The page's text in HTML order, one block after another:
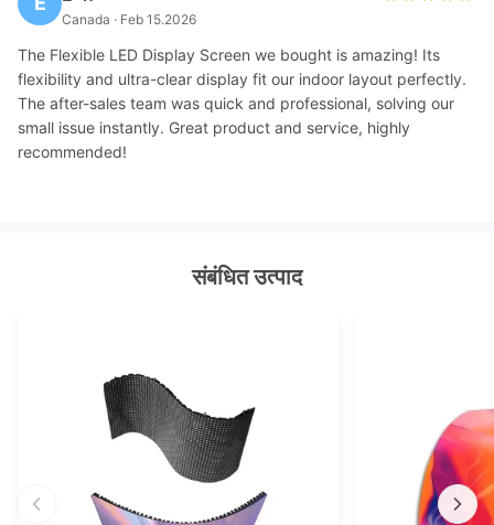
Canada · Feb 15.2026
The Flexible LED Display Screen we bought is amazing! Its
flexibility and ultra-clear display fit our indoor layout perfectly.
The after-sales team was quick and professional, solving our
small issue instantly. Great product and service, highly
recommended!
संबंधित उत्पाद